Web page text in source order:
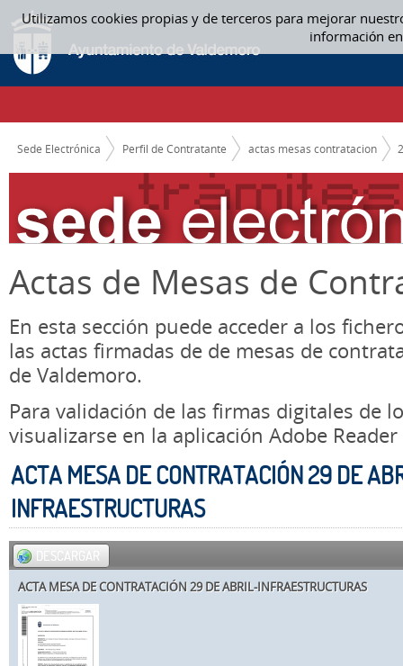
Utilizamos cookies propias y de terceros para mejorar
información
Saltar al contenido
ACTAS MESAS CONTRATACION
CAMINO DE MIGAS
Sede Electrónica Perfil de Contratante actas mesas contratacion
Actas de Mesas de
En esta sección puede acceder a los
las actas firmadas de de mesas de
de Valdemoro.
Para validación de las firmas digitales de
visualizarse en la aplicación Adobe Reader
ACTA MESA DE CONTRATACIÓN 29 DE
INFRAESTRUCTURAS
DESCARGAR
ACTA MESA DE CONTRATACIÓN 29 DE ABRIL-INFRAESTRUCTURAS